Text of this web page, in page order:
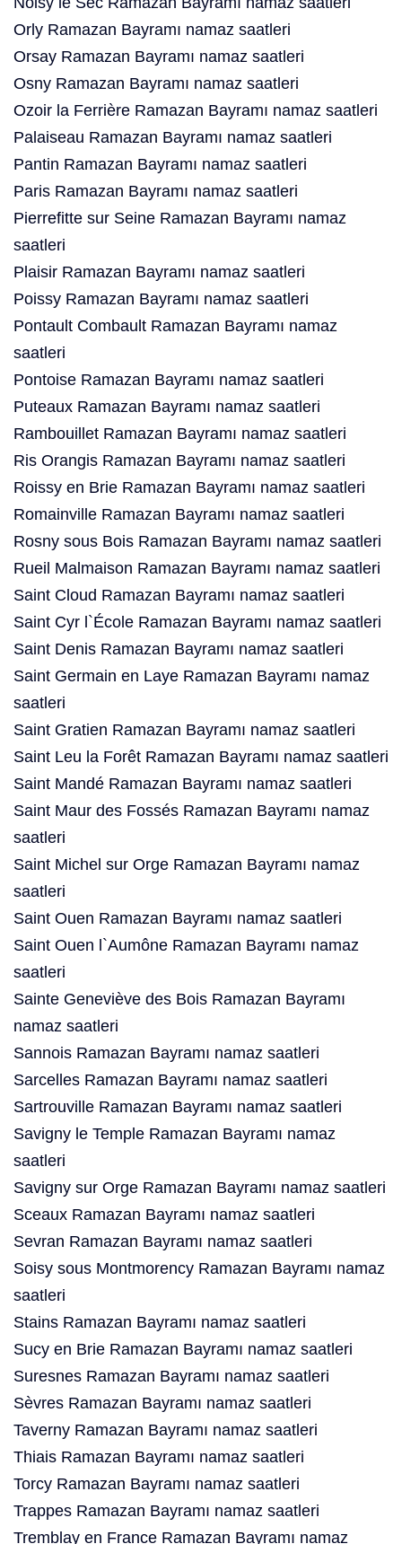
Orly Ramazan Bayramı namaz saatleri
Orsay Ramazan Bayramı namaz saatleri
Osny Ramazan Bayramı namaz saatleri
Ozoir la Ferrière Ramazan Bayramı namaz saatleri
Palaiseau Ramazan Bayramı namaz saatleri
Pantin Ramazan Bayramı namaz saatleri
Paris Ramazan Bayramı namaz saatleri
Pierrefitte sur Seine Ramazan Bayramı namaz
saatleri
Plaisir Ramazan Bayramı namaz saatleri
Poissy Ramazan Bayramı namaz saatleri
Pontault Combault Ramazan Bayramı namaz
saatleri
Pontoise Ramazan Bayramı namaz saatleri
Puteaux Ramazan Bayramı namaz saatleri
Rambouillet Ramazan Bayramı namaz saatleri
Ris Orangis Ramazan Bayramı namaz saatleri
Roissy en Brie Ramazan Bayramı namaz saatleri
Romainville Ramazan Bayramı namaz saatleri
Rosny sous Bois Ramazan Bayramı namaz saatleri
Rueil Malmaison Ramazan Bayramı namaz saatleri
Saint Cloud Ramazan Bayramı namaz saatleri
Saint Cyr l`École Ramazan Bayramı namaz saatleri
Saint Denis Ramazan Bayramı namaz saatleri
Saint Germain en Laye Ramazan Bayramı namaz
saatleri
Saint Gratien Ramazan Bayramı namaz saatleri
Saint Leu la Forêt Ramazan Bayramı namaz saatleri
Saint Mandé Ramazan Bayramı namaz saatleri
Saint Maur des Fossés Ramazan Bayramı namaz
saatleri
Saint Michel sur Orge Ramazan Bayramı namaz
saatleri
Saint Ouen Ramazan Bayramı namaz saatleri
Saint Ouen l`Aumône Ramazan Bayramı namaz
saatleri
Sainte Geneviève des Bois Ramazan Bayramı
namaz saatleri
Sannois Ramazan Bayramı namaz saatleri
Sarcelles Ramazan Bayramı namaz saatleri
Sartrouville Ramazan Bayramı namaz saatleri
Savigny le Temple Ramazan Bayramı namaz
saatleri
Savigny sur Orge Ramazan Bayramı namaz saatleri
Sceaux Ramazan Bayramı namaz saatleri
Sevran Ramazan Bayramı namaz saatleri
Soisy sous Montmorency Ramazan Bayramı namaz
saatleri
Stains Ramazan Bayramı namaz saatleri
Sucy en Brie Ramazan Bayramı namaz saatleri
Suresnes Ramazan Bayramı namaz saatleri
Sèvres Ramazan Bayramı namaz saatleri
Taverny Ramazan Bayramı namaz saatleri
Thiais Ramazan Bayramı namaz saatleri
Torcy Ramazan Bayramı namaz saatleri
Trappes Ramazan Bayramı namaz saatleri
Tremblay en France Ramazan Bayramı namaz